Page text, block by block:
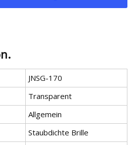
JNSG-170
Transparent
Allgemein
Staubdichte Brille